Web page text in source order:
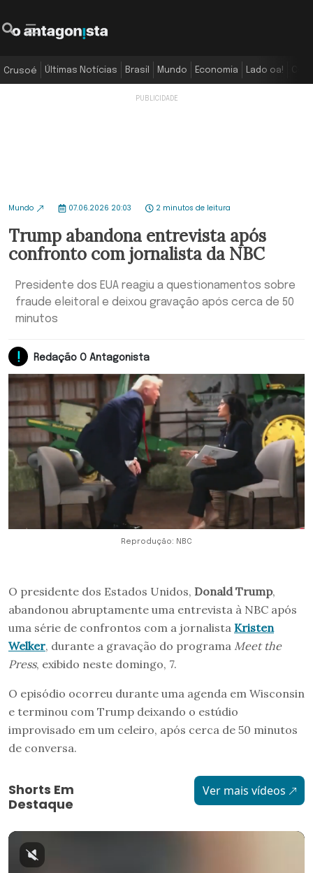
Crusoé Últimas Notícias Brasil Mundo Economia Lado oa!
Mundo 07.06.2026 20:03 2 minutos de leitura
Trump abandona entrevista após
confronto com jornalista da NBC
Presidente dos EUA reagiu a questionamentos sobre
fraude eleitoral e deixou gravação após cerca de 50
minutos
Redação O Antagonista
Reprodução: NBC
O presidente dos Estados Unidos, Donald Trump,
abandonou abruptamente uma entrevista à NBC após
uma série de confrontos com a jornalista Kristen
Welker, durante a gravação do programa Meet the
Press, exibido neste domingo, 7.
O episódio ocorreu durante uma agenda em Wisconsin
e terminou com Trump deixando o estúdio
improvisado em um celeiro, após cerca de 50 minutos
de conversa.
Shorts Em
Destaque
Ver mais vídeos